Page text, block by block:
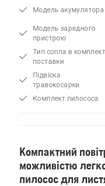
Модель акумулятора
Модель зарядного
пристрою
Тип сопла в
поставки
Підвіска
травокосарки
Комплект пилососа
Компактний
можливістю
пилосос для